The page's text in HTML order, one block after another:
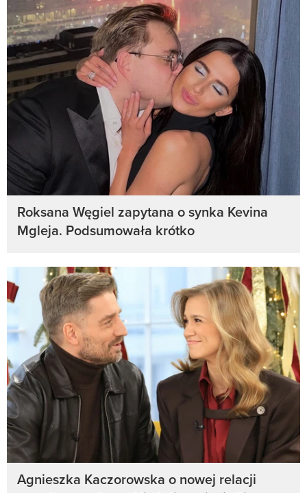
Roksana Węgiel zapytana o synka Kevina
Mgleja. Podsumowała krótko
Agnieszka Kaczorowska o nowej relacji